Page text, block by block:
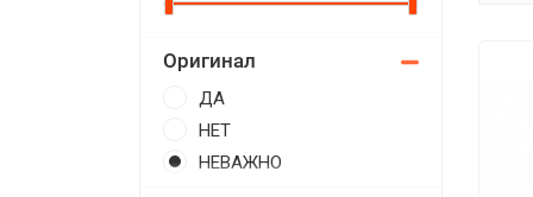
Оригинал
ДА
НЕТ
НЕВАЖНО